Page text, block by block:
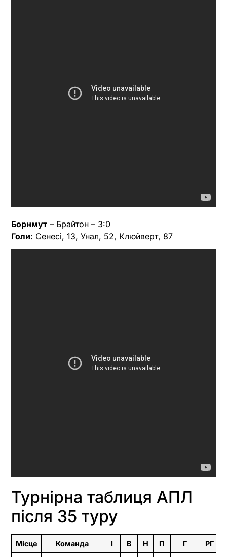
Борнмут – Брайтон – 3:0
Голи: Сенесі, 13, Унал, 52, Клюйверт, 87
Турнірна таблиця АПЛ
після 35 туру
Місце Команда І В Н П Г РГ